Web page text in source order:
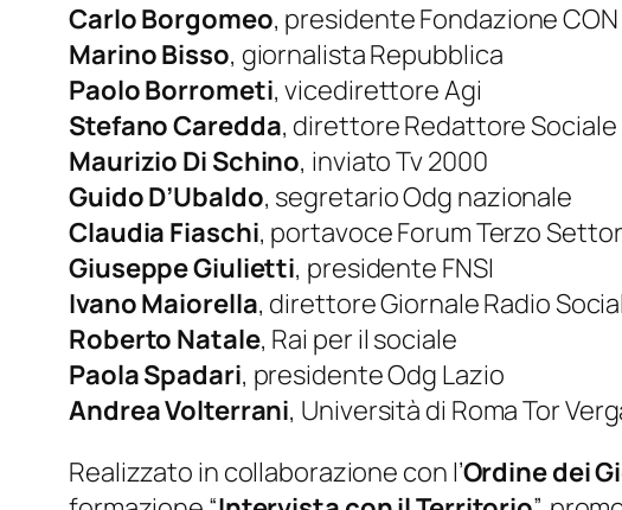
Carlo Borgomeo, presidente Fondazione CON
Marino Bisso, giornalista Repubblica
Paolo Borrometi, vicedirettore Agi
Stefano Caredda, direttore Redattore Sociale
Maurizio Di Schino, inviato Tv 2000
Guido D’Ubaldo, segretario Odg nazionale
Claudia Fiaschi, portavoce Forum Terzo
Giuseppe Giulietti, presidente FNSI
Ivano Maiorella, direttore Giornale Radio
Roberto Natale, Rai per il sociale
Paola Spadari, presidente Odg Lazio
Andrea Volterrani, Università di Roma Tor
Realizzato in collaborazione con l’Ordine dei